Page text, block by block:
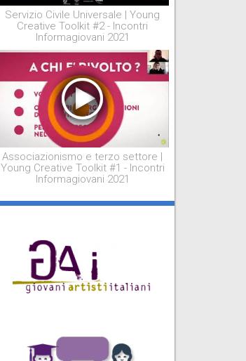
Servizio Civile Universale | Young
Creative Toolkit #2 - Incontri
Informagiovani 2021
Associazionismo e terzo settore |
Young Creative Toolkit #1 - Incontri
Informagiovani 2021